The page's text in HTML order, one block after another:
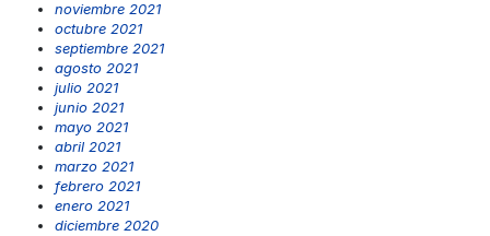
noviembre 2021
octubre 2021
septiembre 2021
agosto 2021
julio 2021
junio 2021
mayo 2021
abril 2021
marzo 2021
febrero 2021
enero 2021
diciembre 2020